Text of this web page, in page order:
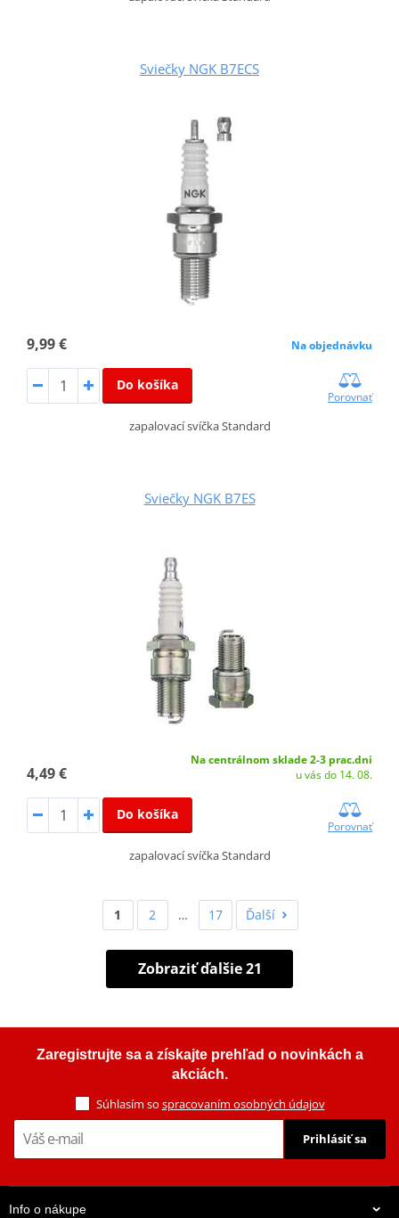
Sviečky NGK B7ECS
9,99 € Na objednávku
Do košíka
Porovnať
zapalovací svíčka Standard
Sviečky NGK B7ES
4,49 €
Na centrálnom sklade 2-3 prac.dni
u vás do 14. 08.
Do košíka
Porovnať
zapalovací svíčka Standard
1 2 … 17 Ďalší
Zobraziť ďalšie 21
Zaregistrujte sa a získajte prehľad o novinkách a
akciách.
Súhlasím so spracovaním osobných údajov
Prihlásiť sa
Info o nákupe